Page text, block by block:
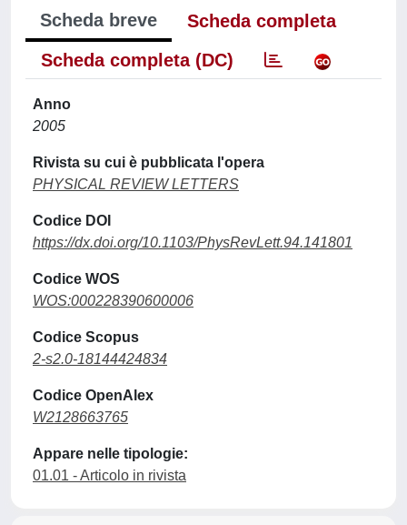
Scheda breve
Scheda completa
Scheda completa (DC)
Anno
2005
Rivista su cui è pubblicata l'opera
PHYSICAL REVIEW LETTERS
Codice DOI
https://dx.doi.org/10.1103/PhysRevLett.94.141801
Codice WOS
WOS:000228390600006
Codice Scopus
2-s2.0-18144424834
Codice OpenAlex
W2128663765
Appare nelle tipologie:
01.01 - Articolo in rivista